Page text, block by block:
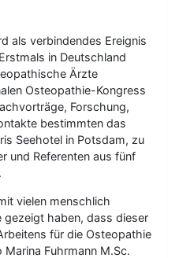
als verbindendes Ereignis
in Deutschland
Ärzte
Osteopathie-Kongress
Forschung,
bestimmten das
Seehotel in Potsdam, zu
und Referenten aus fünf
vielen menschlich
gezeigt haben, dass dieser
für die Osteopathie
Fuhrmann M.Sc.